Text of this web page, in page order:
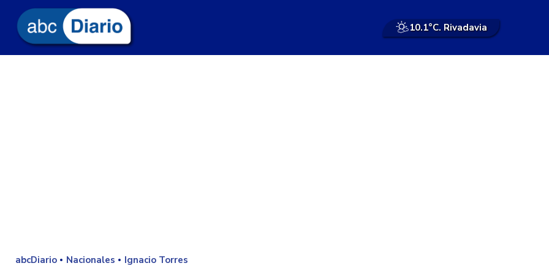
10.1°C. Rivadavia
abcDiario Nacionales Ignacio Torres